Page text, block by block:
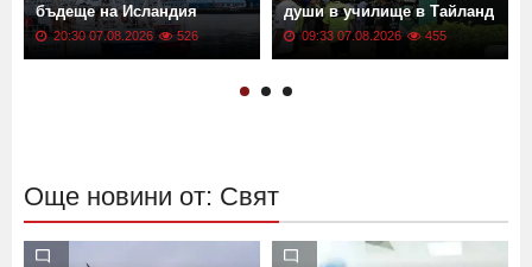
бъдеще на Исландия
20:30 07.08.2026 526
души в училище в Тайланд
09:33 07.08.2026 455
Още новини от: Свят